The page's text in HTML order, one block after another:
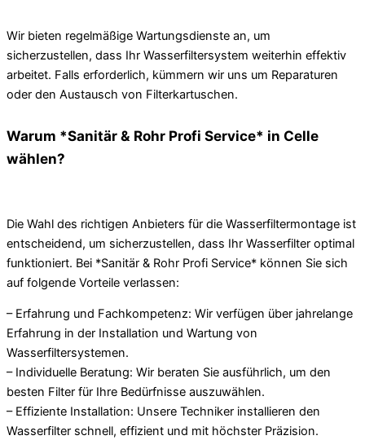
Wir bieten regelmäßige Wartungsdienste an, um
sicherzustellen, dass Ihr Wasserfiltersystem weiterhin effektiv
arbeitet. Falls erforderlich, kümmern wir uns um Reparaturen
oder den Austausch von Filterkartuschen.
Warum *Sanitär & Rohr Profi Service* in Celle
wählen?
Die Wahl des richtigen Anbieters für die Wasserfiltermontage ist
entscheidend, um sicherzustellen, dass Ihr Wasserfilter optimal
funktioniert. Bei *Sanitär & Rohr Profi Service* können Sie sich
auf folgende Vorteile verlassen:
– Erfahrung und Fachkompetenz: Wir verfügen über jahrelange
Erfahrung in der Installation und Wartung von
Wasserfiltersystemen.
– Individuelle Beratung: Wir beraten Sie ausführlich, um den
besten Filter für Ihre Bedürfnisse auszuwählen.
– Effiziente Installation: Unsere Techniker installieren den
Wasserfilter schnell, effizient und mit höchster Präzision.